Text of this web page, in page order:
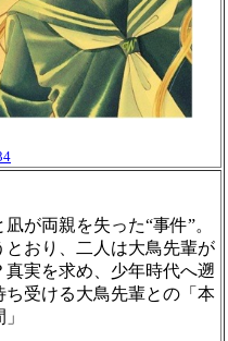
凪が両親を失った“事件”。
とおり、二人は大鳥先輩が
実を求め、少年時代へ遡
受ける大鳥先輩との「本